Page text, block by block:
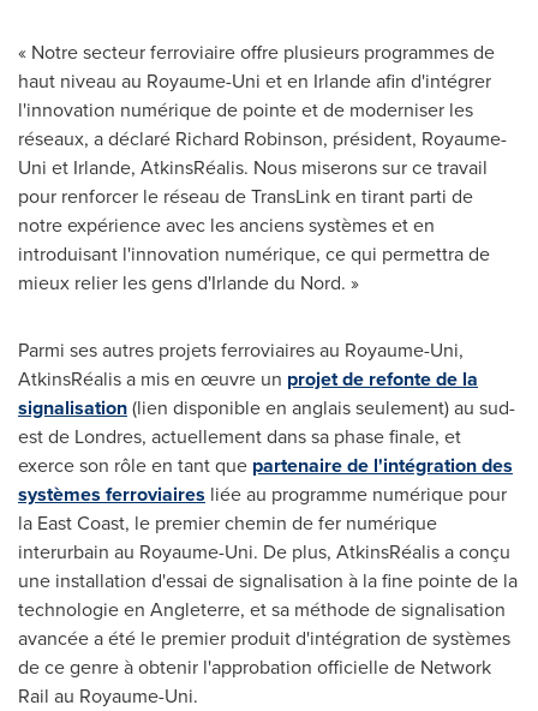
« Notre secteur ferroviaire offre plusieurs programmes de
haut niveau au Royaume-Uni et en Irlandeafin d'intégrer
l'innovation numérique de pointe et de moderniser les
réseaux, a déclaré Richard Robinson, président, Royaume-
Uni et Irlande, AtkinsRéalis. Nous miserons sur ce travail
pour renforcer le réseau de TransLink en tirant parti de
notre expérience avec les anciens systèmes et en
introduisant l'innovation numérique, ce qui permettra de
mieux relier les gens d'Irlandedu Nord. »
Parmi ses autres projets ferroviaires au Royaume-Uni,
AtkinsRéalis a mis en œuvre un projet de refonte de la
signalisation(lien disponible en anglais seulement) au sud-
est de Londres, actuellement dans sa phase finale, et
exerce son rôle en tant que partenaire de l'intégration des
systèmes ferroviaires liée au programme numérique pour
la East Coast, le premier chemin de fer numérique
interurbain au Royaume-Uni. De plus, AtkinsRéalis a conçu
une installation d'essai de signalisation à la fine pointe de la
technologie en Angleterre, et sa méthode de signalisation
avancée a été le premier produit d'intégration de systèmes
de ce genre à obtenir l'approbation officielle de Network
Rail au Royaume-Uni.